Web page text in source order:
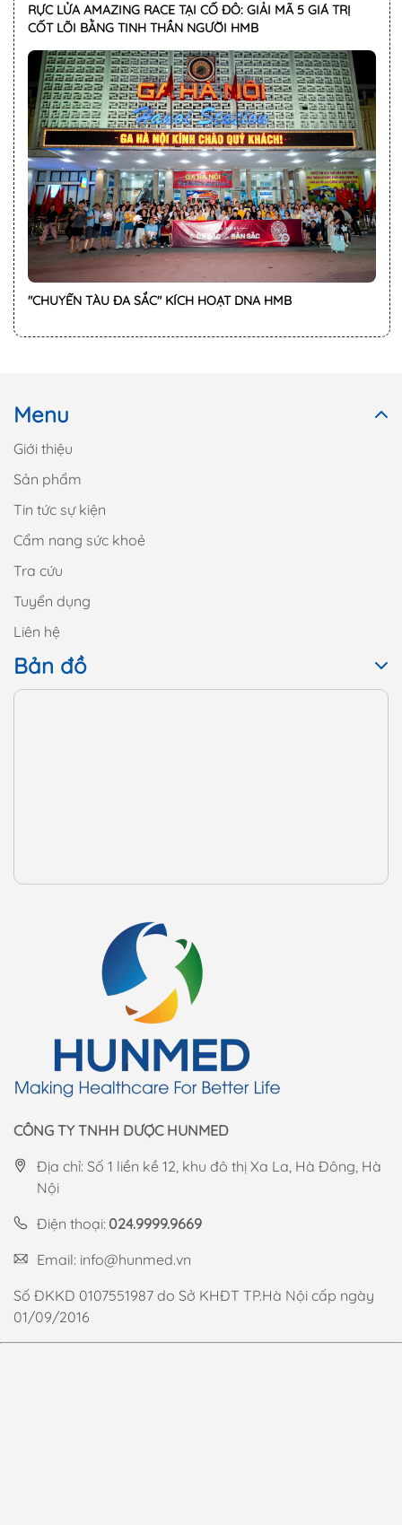
RỰC LỬA AMAZING RACE TẠI CỐ ĐÔ: GIẢI MÃ 5 GIÁ TRỊ
CỐT LÕI BẰNG TINH THẦN NGƯỜI HMB
"CHUYẾN TÀU ĐA SẮC" KÍCH HOẠT DNA HMB
CÔNG TY TNHH DƯỢC HUNMED
Địa chỉ: Số 1 liền kề 12, khu đô thị Xa La, Hà Đông, Hà
Nội
Điện thoại: 024.9999.9669
Email: info@hunmed.vn
Số ĐKKD 0107551987 do Sở KHĐT TP.Hà Nội cấp ngày
01/09/2016
Menu
Giới thiệu
Sản phẩm
Tin tức sự kiện
Cẩm nang sức khoẻ
Tra cứu
Tuyển dụng
Liên hệ
Bản đồ